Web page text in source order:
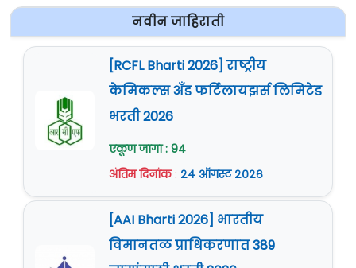
नवीन जाहिराती
[RCFL Bharti 2026] राष्ट्रीय
केमिकल्स अँड फर्टिलायझर्स लिमिटेड
भरती 2026
एकूण जागा : 94
अंतिम दिनांक: २४ ऑगस्ट २०२६
[AAI Bharti 2026] भारतीय
विमानतळ प्राधिकरणात 389